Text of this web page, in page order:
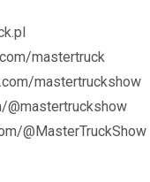
mastertruck
mastertruckshow
@mastertruckshow
@MasterTruckShow